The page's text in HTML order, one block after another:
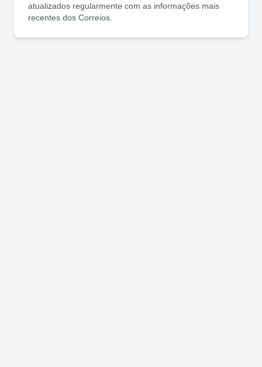
atualizados regularmente com as informações mais
recentes dos Correios.